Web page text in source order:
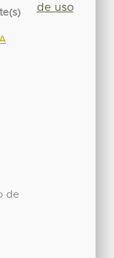
de
de uso